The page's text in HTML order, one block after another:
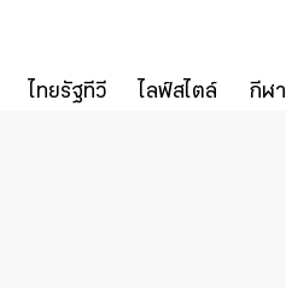
ไทยรัฐทีวี ไลฟ์สไตล์ กีฬา